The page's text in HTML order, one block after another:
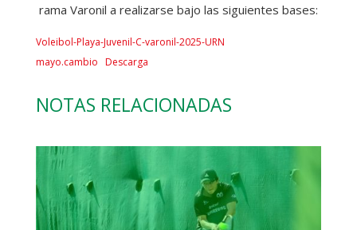
rama Varonil a realizarse bajo las siguientes bases:
Voleibol-Playa-Juvenil-C-varonil-2025-URN
mayo.cambio Descarga
NOTAS RELACIONADAS